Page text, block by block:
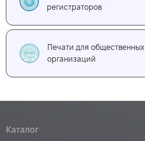
регистраторов
Печати для общественных
организаций
Каталог